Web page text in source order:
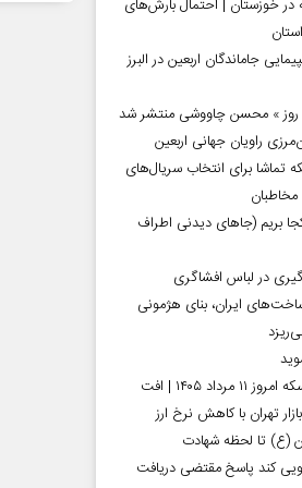
درجه در خوزستان | احتمال بارش‌های
جاماندگان اربعین در البرز
روز » محسن چاووشی منتشر شد
راویان جهانی اربعین
تماشا برای انتخاب سریال‌های
بریم (جاهای دیدنی اطراف
در لباس افشاگری
ایران، بنای هژمونی
قیمت طلا و سکه امروز ۱۱ مرداد ۱۴۰۵ | افت
تهران با کاهش نرخ ارز
تا لحظه شهادت
کند پاسخ مقتضی دریافت